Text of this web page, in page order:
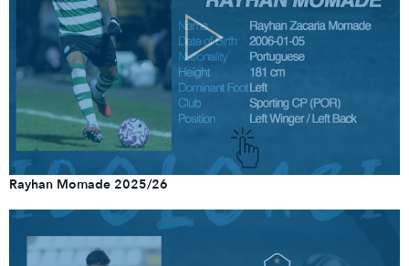
Rayhan Momade 2025/26